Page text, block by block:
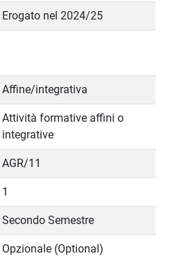
Erogato nel 2024/25
Affine/integrativa
Attività formative affini o
integrative
AGR/11
1
Secondo Semestre
Opzionale (Optional)